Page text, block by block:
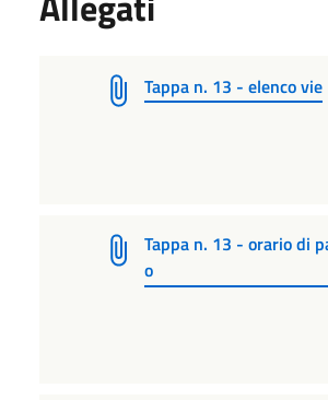
Tappa n. 13 - elenco vie
Tappa n. 13 - orario di
o